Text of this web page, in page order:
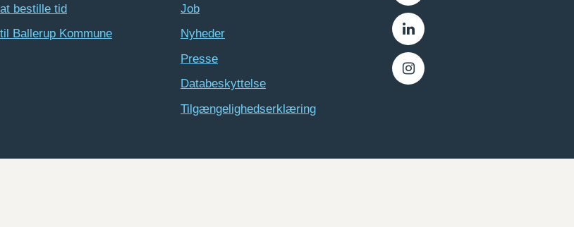
bestille tid
Ballerup Kommune
Job
Nyheder
Presse
Databeskyttelse
Tilgængelighedserklæring